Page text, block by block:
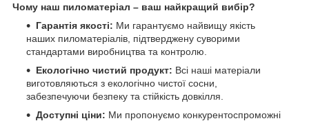
Чому наш пиломатеріал – ваш найкращий вибір?
Гарантія якості: Ми гарантуємо найвищу якість
наших пиломатеріалів, підтверджену суворими
стандартами виробництва та контролю.
Екологічно чистий продукт: Всі наші матеріали
виготовляються з екологічно чистої сосни,
забезпечуючи безпеку та стійкість довкілля.
Доступні ціни: Ми пропонуємо конкурентоспроможні